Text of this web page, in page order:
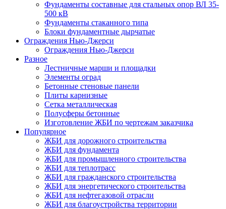
Фундаменты составные для стальных опор ВЛ 35-
500 кВ
Фундаменты стаканного типа
Блоки фундаментные дырчатые
Ограждения Нью-Джерси
Ограждения Нью-Джерси
Разное
Лестничные марши и площадки
Элементы оград
Бетонные стеновые панели
Плиты карнизные
Сетка металлическая
Полусферы бетонные
Изготовление ЖБИ по чертежам заказчика
Популярное
ЖБИ для дорожного строительства
ЖБИ для фундамента
ЖБИ для промышленного строительства
ЖБИ для теплотрасс
ЖБИ для гражданского строительства
ЖБИ для энергетического строительства
ЖБИ для нефтегазовой отрасли
ЖБИ для благоустройства территории